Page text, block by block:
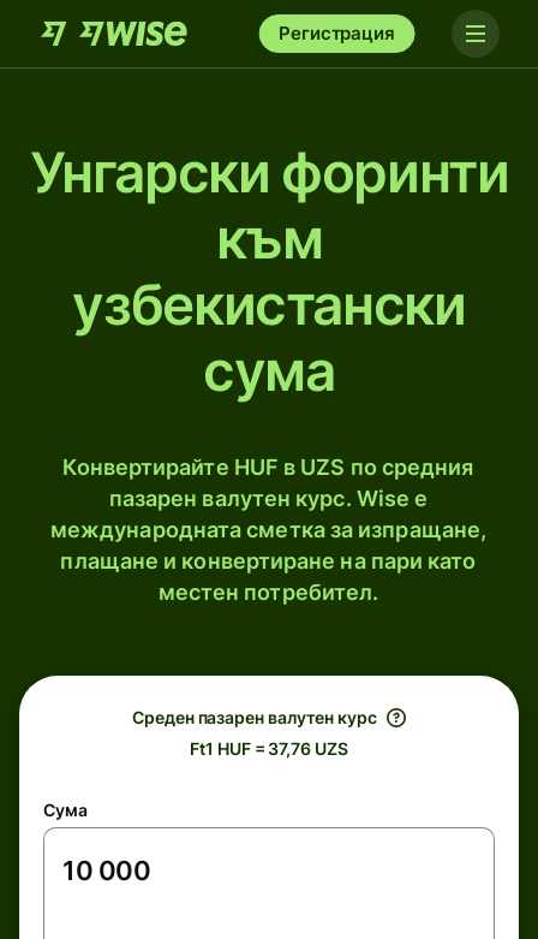
Регистрация
Унгарски форинти
към
узбекистански
сумa
Конвертирайте HUF в UZS по средния
пазарен валутен курс. Wise е
международната сметка за изпращане,
плащане и конвертиране на пари като
местен потребител.
Среден пазарен валутен курс
Ft1 HUF = 37,76 UZS
Сума